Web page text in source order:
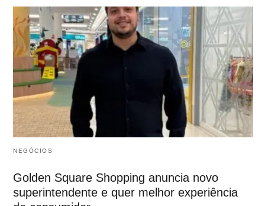
NEGÓCIOS
Golden Square Shopping anuncia novo
superintendente e quer melhor experiência